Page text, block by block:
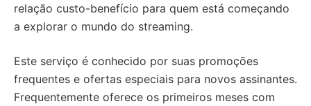
relação custo-benefício para quem está começando
a explorar o mundo do streaming.
Este serviço é conhecido por suas promoções
frequentes e ofertas especiais para novos assinantes.
Frequentemente oferece os primeiros meses com